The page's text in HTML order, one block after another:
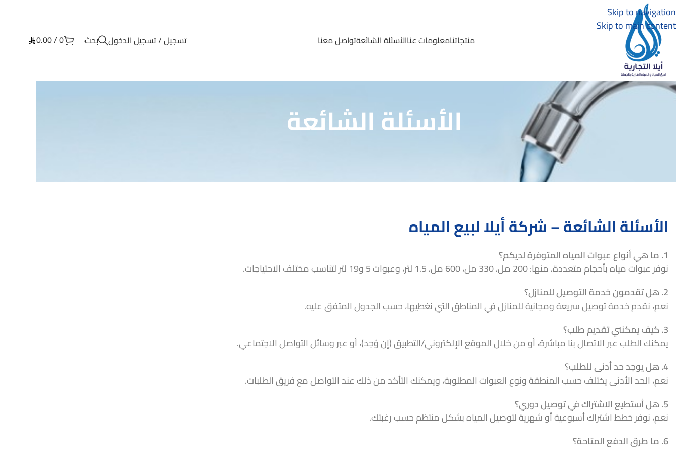
Skip to navigation
Skip to main content
منتجاتنامعلومات عناالأسئلة الشائعةتواصل معنا تسجيل / تسجيل الدخول بحث 0
/
0.00
الأسئلة الشائعة
الأسئلة الشائعة – شركة أيلا لبيع المياه
1. ما هي أنواع عبوات المياه المتوفرة لديكم؟
نوفر عبوات مياه بأحجام متعددة، منها: 200 مل، 330 مل، 600 مل، 1.5 لتر، وعبوات 5 و19 لتر لتناسب مختلف الاحتياجات.
2. هل تقدمون خدمة التوصيل للمنازل؟
نعم، نقدم خدمة توصيل سريعة ومجانية للمنازل في المناطق التي نغطيها، حسب الجدول المتفق عليه.
3. كيف يمكنني تقديم طلب؟
يمكنك الطلب عبر الاتصال بنا مباشرة، أو من خلال الموقع الإلكتروني/التطبيق (إن وُجد)، أو عبر وسائل التواصل الاجتماعي.
4. هل يوجد حد أدنى للطلب؟
نعم، الحد الأدنى يختلف حسب المنطقة ونوع العبوات المطلوبة، ويمكنك التأكد من ذلك عند التواصل مع فريق الطلبات.
5. هل أستطيع الاشتراك في توصيل دوري؟
نعم، نوفر خطط اشتراك أسبوعية أو شهرية لتوصيل المياه بشكل منتظم حسب رغبتك.
6. ما طرق الدفع المتاحة؟